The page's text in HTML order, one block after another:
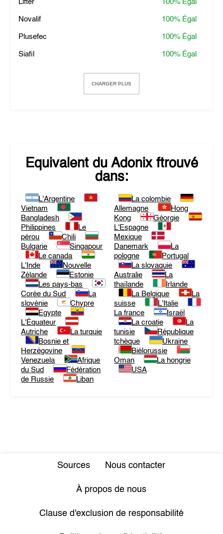
Lifter 100% Égal
Novalif 100% Égal
Plusefec 100% Égal
Siafil 100% Égal
CHARGER PLUS
Equivalent du Adonixftrouvé
dans:
L'Argentine
Vietnam
Bangladesh
Philippines
Le
pérou
Chili
Bulgarie
Singapour
Le canada
L'Inde
Nouvelle
Zélande
Estonie
Les pays-bas
Corée du Sud
La
slovénie
Chypre
Egypte
L'Équateur
Autriche
La turquie
Bosnie et
Herzégovine
Venezuela
Afrique
du Sud
Fédération
de Russie
Liban
La colombie
Allemagne
Hong
Kong
Géorgie
L'Espagne
Mexique
Danemark
La
pologne
Portugal
La slovaquie
Australie
La
thaïlande
Irlande
La Belgique
La
suisse
L'Italie
La france
Israël
La croatie
La
tunisie
République
tchèque
Ukraine
Biélorussie
Oman
La hongrie
USA
Sources Nous contacter
À propos de nous
Clause d'exclusion de responsabilité